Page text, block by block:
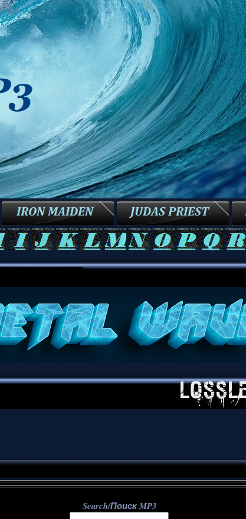
Search/Поиск MP3